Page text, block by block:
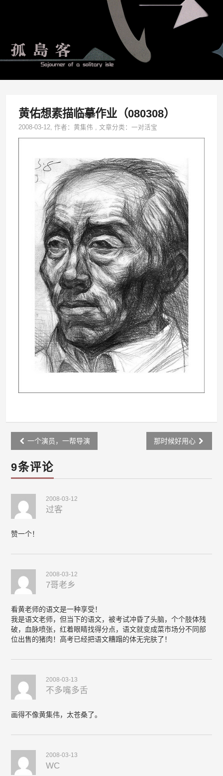
黄佑想素描临摹作业（080308）
2008-03-12, 作者：黄集伟 ,文章分类：一对活宝
Post
navigation
一个演员，一帮导演 那时候好用心
9条评论
2008-03-12
过客
赞一个！
2008-03-12
7哥老乡
看黄老师的语文是一种享受！
我是语文老师，但当下的语文，被考试冲昏了头脑，个个肢体残
破，血脉喷张，红着眼睛找得分点，语文就变成菜市场分不同部
位出售的猪肉！高考已经把语文糟蹋的体无完肤了！
2008-03-13
不多嘴多舌
画得不像黄集伟，太苍桑了。
2008-03-13
WC